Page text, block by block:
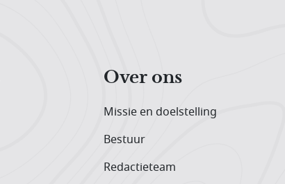
Over ons
Missie en doelstelling
Bestuur
Redactieteam